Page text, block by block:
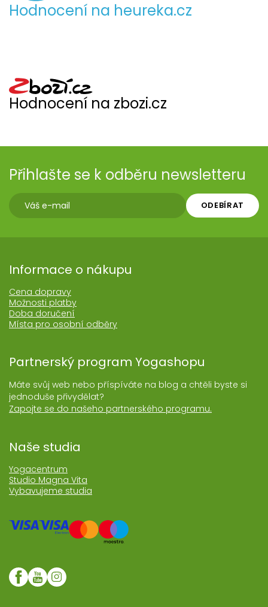
Hodnocení na heureka.cz
Hodnocení na zbozi.cz
Přihlašte se k odběru newsletteru
ODEBÍRAT
Informace o nákupu
Cena dopravy
Možnosti platby
Doba doručení
Místa pro osobní odběry
Partnerský program Yogashopu
Máte svůj web nebo příspíváte na blog a chtěli byste si
jednoduše přivydělat?
Zapojte se do našeho partnerského programu.
Naše studia
Yogacentrum
Studio Magna Vita
Vybavujeme studia